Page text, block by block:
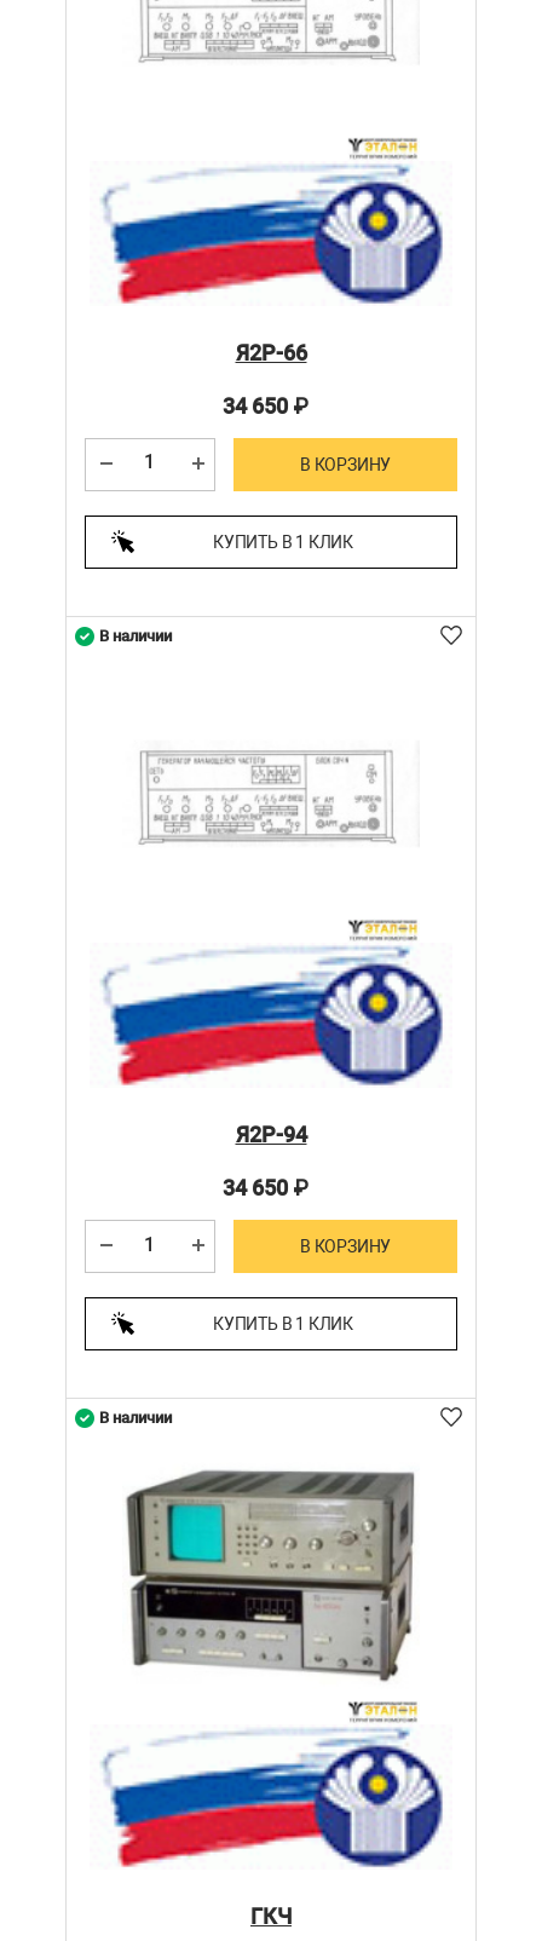
Я2Р-66
34 650₽
В КОРЗИНУ
КУПИТЬ В 1 КЛИК
Я2Р-94
34 650₽
В КОРЗИНУ
КУПИТЬ В 1 КЛИК
В наличии
ГКЧ
В наличии